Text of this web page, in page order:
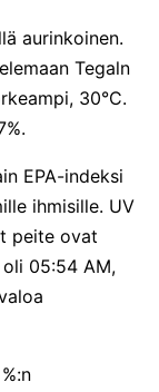
aurinkoinen.
Tegaln
30°C.
EPA-indeksi
ihmisille. UV
peite ovat
05:54 AM,